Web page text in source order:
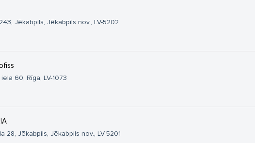
Jēkabpils, Jēkabpils nov., LV-5202
60, Rīga, LV-1073
28, Jēkabpils, Jēkabpils nov., LV-5201